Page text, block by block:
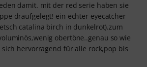
damit. mit der red serie haben sie
draufgelegt! ein echter eyecatcher
catalina birch in dunkelrot).zum
obertöne..genau so wie
sich hervorragend für alle rock,pop bis